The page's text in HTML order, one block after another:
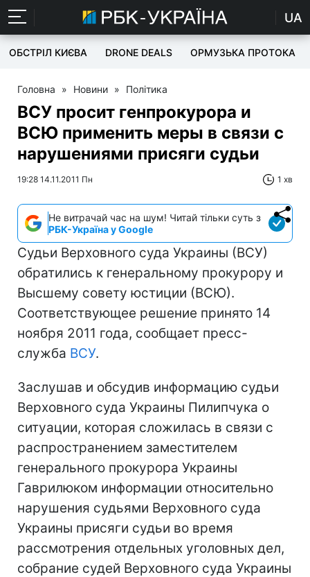
UA
ОБСТРІЛ КИЄВА DRONE DEALS ОРМУЗЬКА ПРОТОКА
Головна » Новини » Політика
ВСУ просит генпрокурора и
ВСЮ применить меры в связи с
нарушениями присяги судьи
19:28 14.11.2011 Пн 1 хв
Не витрачай час на шум! Читай тільки суть з
РБК-Україна у Google
Судьи Верховного суда Украины (ВСУ)
обратились к генеральному прокурору и
Высшему совету юстиции (ВСЮ).
Соответствующее решение принято 14
ноября 2011 года, сообщает пресс-
служба ВСУ.
Заслушав и обсудив информацию судьи
Верховного суда Украины Пилипчука о
ситуации, которая сложилась в связи с
распространением заместителем
генерального прокурора Украины
Гаврилюком информации относительно
нарушения судьями Верховного суда
Украины присяги судьи во время
рассмотрения отдельных уголовных дел,
собрание судей Верховного суда Украины